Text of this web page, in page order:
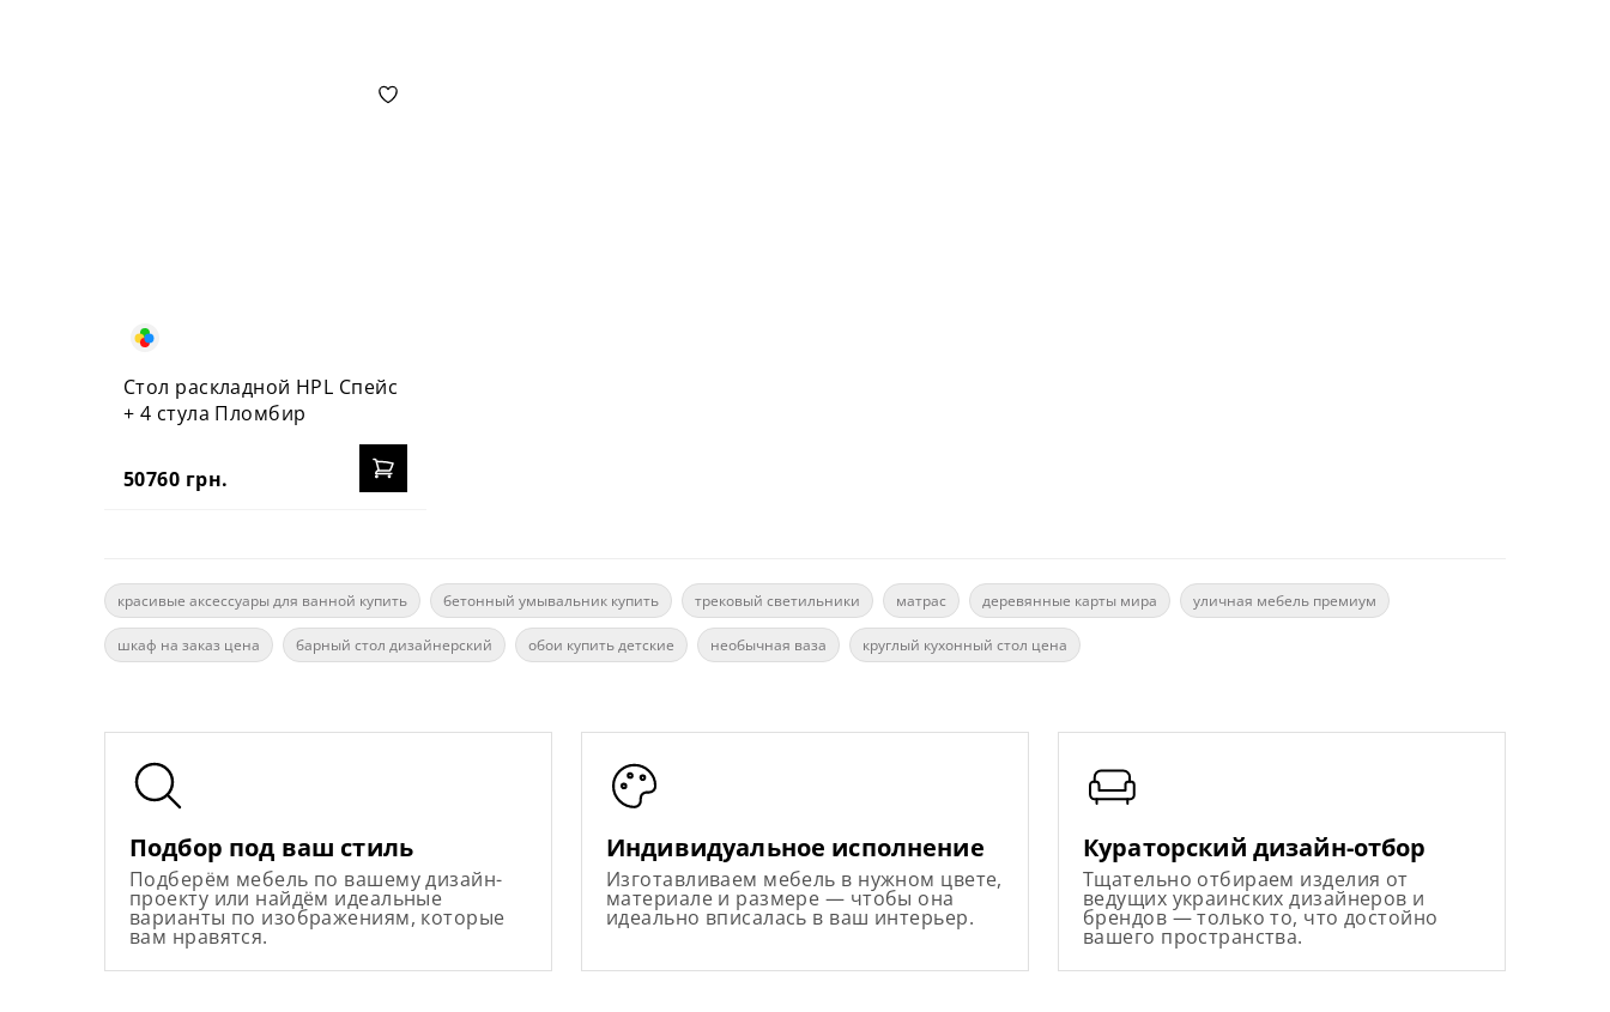
Стол раскладной HPL Спейс
+ 4 стула Пломбир
50760 грн.
красивые аксессуары для ванной купить бетонный умывальник купить трековый светильники матрас деревянные карты мира уличная мебель премиум
шкаф на заказ цена барный стол дизайнерский обои купить детские необычная ваза круглый кухонный стол цена
Подбор под ваш стиль
Подберём мебель по вашему дизайн-
проекту или найдём идеальные
варианты по изображениям, которые
вам нравятся.
Индивидуальное исполнение
Изготавливаем мебель в нужном цвете,
материале и размере — чтобы она
идеально вписалась в ваш интерьер.
Кураторский дизайн-отбор
Тщательно отбираем изделия от
ведущих украинских дизайнеров и
брендов — только то, что достойно
вашего пространства.